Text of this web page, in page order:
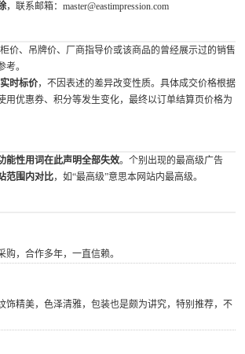
，联系邮箱：master@eastimpression.com
价、吊牌价、厂商指导价或该商品的曾经展示过的销售
考。
实时标价，不因表述的差异改变性质。具体成交价格根据
用优惠券、积分等发生变化，最终以订单结算页价格为
能性用词在此声明全部失效。个别出现的最高级广告
范围内对比，如“最高级”意思本网站内最高级。
，合作多年，一直信赖。
饰精美，色泽清雅，包装也是颇为讲究，特别推荐，不